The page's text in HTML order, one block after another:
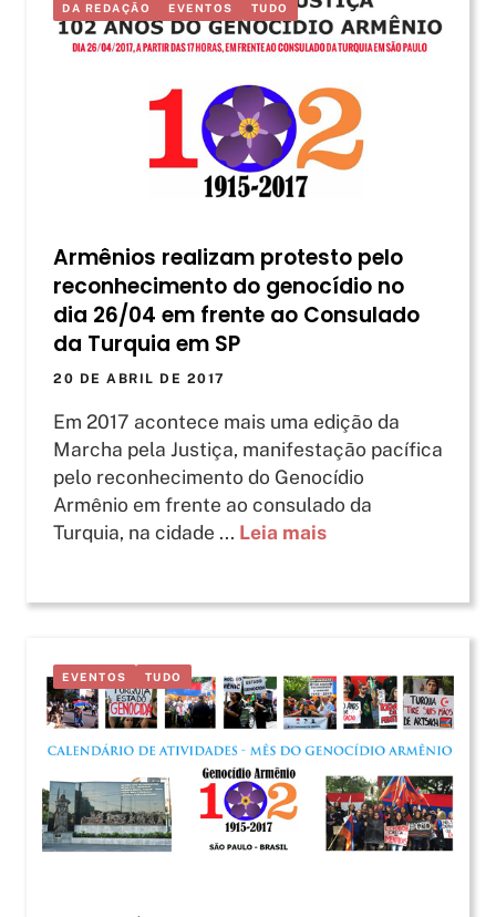
DA REDAÇÃO EVENTOS TUDO
Armênios realizam protesto pelo
reconhecimento do genocídio no
dia 26/04 em frente ao Consulado
da Turquia em SP
20 DE ABRIL DE 2017
Em 2017 acontece mais uma edição da
Marcha pela Justiça, manifestação pacífica
pelo reconhecimento do Genocídio
Armênio em frente ao consulado da
Turquia, na cidade ... Leia mais
EVENTOS TUDO